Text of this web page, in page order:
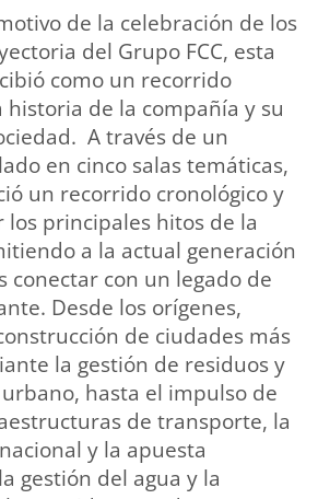
de la celebración de los
del Grupo FCC, esta
como un recorrido
de la compañía y su
A través de un
en cinco salas temáticas,
un recorrido cronológico y
principales hitos de la
a la actual generación
conectar con un legado de
Desde los orígenes,
de ciudades más
la gestión de residuos y
hasta el impulso de
de transporte, la
y la apuesta
gestión del agua y la